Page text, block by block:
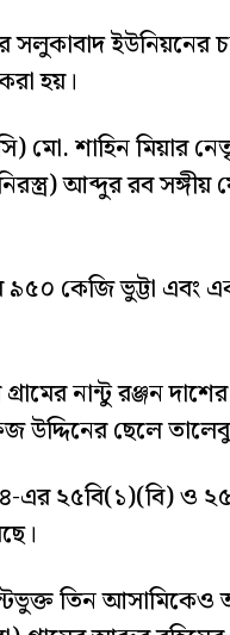
ইউনিয়নের
হয়।
মো. শাহিন মিয়ার
আব্দুর রব সঙ্গীয়
৯৫০ কেজি ভুট্টা
নান্টু রঞ্জন
উদ্দিনের ছেলে
এর ২৫বি(১)(বি) ও
তিন আসামিকেও